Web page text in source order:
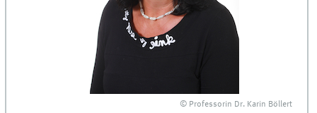
© Professorin Dr. Karin Böllert